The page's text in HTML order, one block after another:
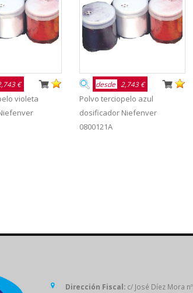
€
violeta
desde 2,743 €
Polvo terciopelo azul
dosificador Niefenver
0800121A
Dirección Fiscal: c/ José Díez Mora nº